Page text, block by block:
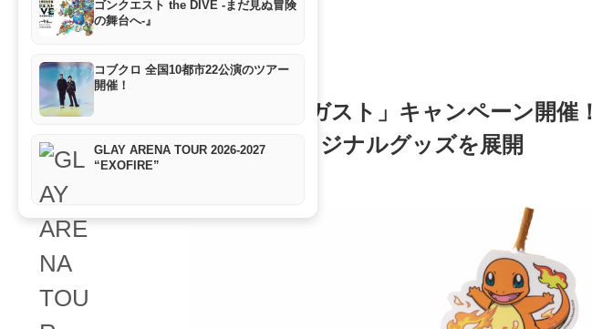
ゴンクエスト the DIVE -まだ見ぬ冒険
の舞台へ-』
コブクロ 全国10都市22公演のツアー
開催！
GLAY ARENA TOUR 2026-2027
“EXOFIRE”
『ポケモン』×「ガスト」キャンペーン開
たメニューやオリジナルグッズを展開